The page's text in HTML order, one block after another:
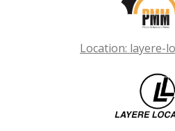
Location: layere-